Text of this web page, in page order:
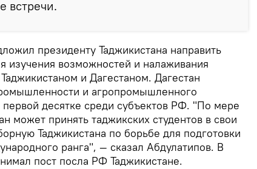
встречи.
президенту Таджикистана направить
изучения возможностей и налаживания
и Дагестаном. Дагестан
и агропромышленного
первой десятке среди субъектов РФ. "По мере
может принять таджикских студентов в свои
Таджикистана по борьбе для подготовки
ранга", — сказал Абдулатипов. В
пост посла РФ Таджикистане.